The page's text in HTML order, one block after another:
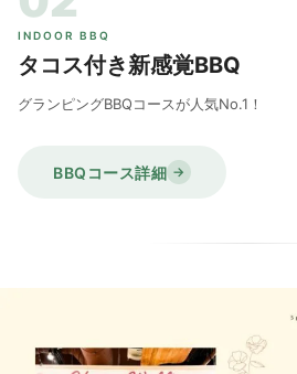
INDOOR BBQ
タコス付き新感覚BBQ
グランピングBBQコースが人気No.1！
BBQコース詳細 →